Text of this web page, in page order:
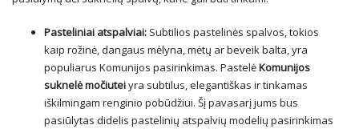
Pasteliniai atspalviai: Subtilios pastelinės spalvos, tokios
kaip rožinė, dangaus mėlyna, mėtų ar beveik balta, yra
populiarus Komunijos pasirinkimas. PastelėKomunijos
suknelė močiuteiyra subtilus, elegantiškas ir tinkamas
iškilmingam renginio pobūdžiui. Šį pavasarį jums bus
pasiūlytas didelis pastelinių atspalvių modelių pasirinkimas